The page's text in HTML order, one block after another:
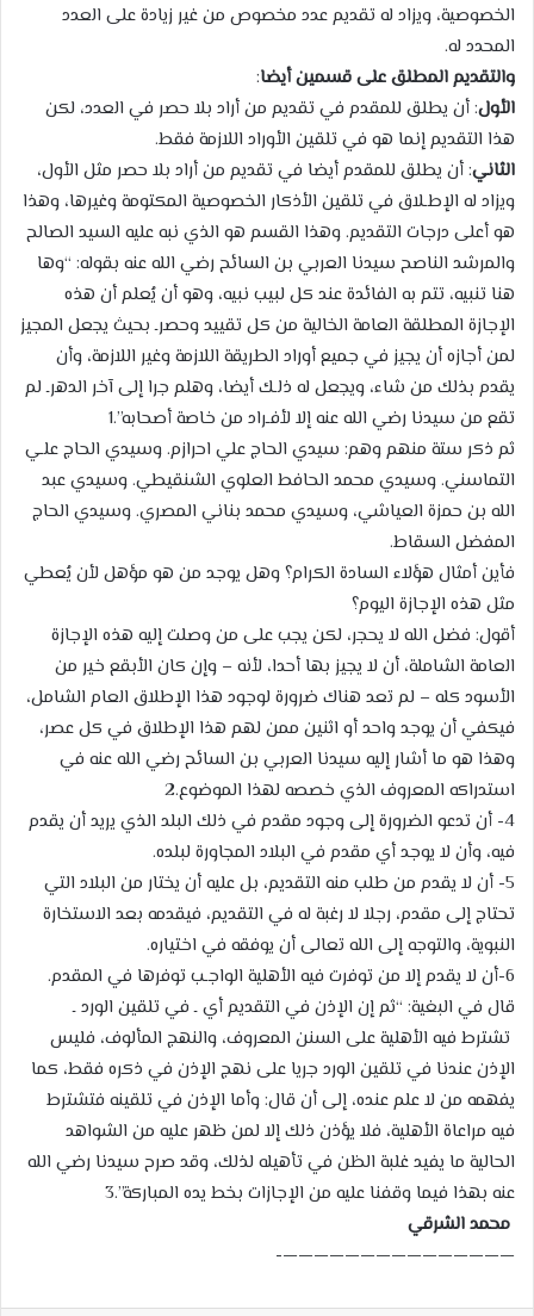
الخصوصية، ويزاد له تقديم عدد مخصوص من غير زيادة على العدد
المحدد له.
والتقديم المطلق على قسمين أيضا:
الأول: أن يطلق للمقدم في تقديم من أراد بلا حصر في العدد، لكن
هذا التقديم إنما هو في تلقين الأوراد اللازمة فقط.
الثاني: أن يطلق للمقدم أيضا في تقديم من أراد بلا حصر مثل الأول،
ويزاد له الإطـلاق في تلقين الأذكار الخصوصية المكتومة وغيرها، وهذا
هو أعلى درجات التقديم. وهذا القسم هو الذي نبه عليه السيد الصالح
والمرشد الناصح سيدنا العربي بن السائح رضي الله عنه بقوله: “وها
هنا تنبيه، تتم به الفائدة عند كل لبيب نبيه، وهو أن يُعلم أن هذه
الإجازة المطلقة العامة الخالية من كل تقييد وحصرـ بحيث يجعل المجيز
لمن أجازه أن يجيز في جميع أوراد الطريقة اللازمة وغير اللازمة، وأن
يقدم بذلك من شاء، ويجعل له ذلـك أيضا، وهلم جرا إلى آخر الدهرـ لم
تقع من سيدنا رضي الله عنه إلا لأفـراد من خاصة أصحابه”.1
ثم ذكر ستة منهم وهم: سيدي الحاج علي احرازم. وسيدي الحاج علـي
التماسني. وسيدي محمد الحافط العلوي الشنقيطي. وسيدي عبد
الله بن حمزة العياشي، وسيدي محمد بناني المصري. وسيدي الحاج
المفضل السقاط.
فأين أمثال هؤلاء السادة الكرام؟ وهل يوجد من هو مؤهل لأن يُعطي
مثل هذه الإجازة اليوم؟
أقول: فضل الله لا يحجر، لكن يجب على من وصلت إليه هذه الإجازة
العامة الشاملة، أن لا يجيز بها أحدا، لأنه – وإن كان الأبقع خير من
الأسود كله – لم تعد هناك ضرورة لوجود هذا الإطلاق العام الشامل،
فيكفي أن يوجد واحد أو اثنين ممن لهم هذا الإطلاق في كل عصر،
وهذا هو ما أشار إليه سيدنا العربي بن السائح رضي الله عنه في
استدراكه المعروف الذي خصصه لهذا الموضوع.2
4- أن تدعو الضرورة إلى وجود مقدم في ذلك البلد الذي يريد أن يقدم
فيه، وأن لا يوجد أي مقدم في البلاد المجاورة لبلده.
5- أن لا يقدم من طلب منه التقديم، بل عليه أن يختار من البلاد التي
تحتاج إلى مقدم، رجلا لا رغبة له في التقديم، فيقدمه بعد الاستخارة
النبوية، والتوجه إلى الله تعالى أن يوفقه في اختياره.
6-أن لا يقدم إلا من توفرت فيه الأهلية الواجـب توفرها في المقدم.
قال في البغية: “ثم إن الإذن في التقديم أي ـ في تلقين الورد ـ
تشترط فيه الأهلية على السنن المعروف، والنهج المألوف، فليس
الإذن عندنا في تلقين الورد جريا على نهج الإذن في ذكره فقط، كما
يفهمه من لا علم عنده، إلى أن قال: وأما الإذن في تلقينه فتشترط
فيه مراعاة الأهلية، فلا يؤذن ذلك إلا لمن ظهر عليه من الشواهد
الحالية ما يفيد غلبة الظن في تأهيله لذلك، وقد صرح سيدنا رضي الله
عنه بهذا فيما وقفنا عليه من الإجازات بخط يده المباركة”.3
محمد الشرقي
———————————————-